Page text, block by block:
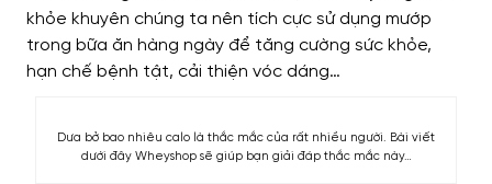
khỏe khuyên chúng ta nên tích cực sử dụng mướp
trong bữa ăn hàng ngày để tăng cường sức khỏe,
hạn chế bệnh tật, cải thiện vóc dáng…
Dưa bở bao nhiêu calo là thắc mắc của rất nhiều người. Bài viết
dưới đây Wheyshop sẽ giúp bạn giải đáp thắc mắc này…